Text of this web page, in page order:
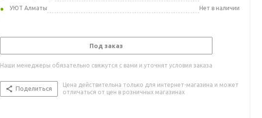
УЮТ Алматы
Нет в наличии
Под заказ
Наши менеджеры обязательно свяжутся с вами и уточнят условия заказа
Поделиться
Цена действительна только для интернет-магазина и может
отличаться от цен в розничных магазинах